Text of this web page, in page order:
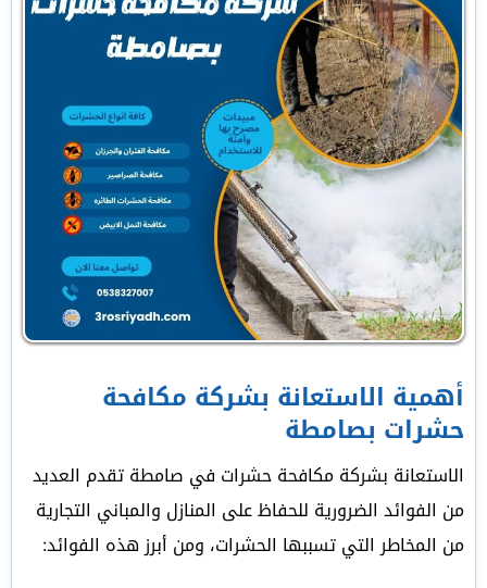
أهمية الاستعانة بشركة مكافحة
حشرات بصامطة
الاستعانة بشركة مكافحة حشرات في صامطة تقدم العديد
من الفوائد الضرورية للحفاظ على المنازل والمباني التجارية
من المخاطر التي تسببها الحشرات، ومن أبرز هذه الفوائد: